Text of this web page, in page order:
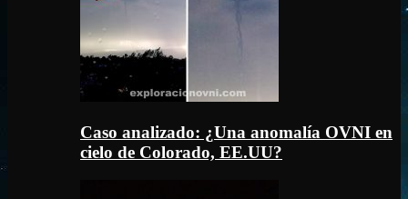
Caso analizado: ¿Una anomalía OVNI en
cielo de Colorado, EE.UU?